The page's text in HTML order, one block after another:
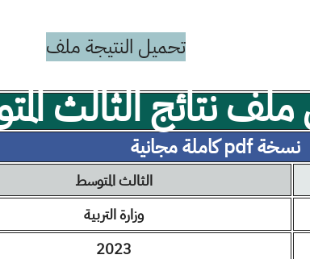
تحميل النتيجة ملف
نتائج الثالث
نسخة pdf كاملة مجانية
الثالث المتوسط
وزارة التربية
2023